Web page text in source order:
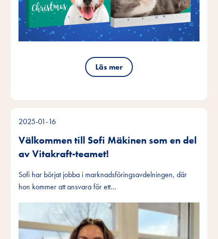
Läs mer
2025-01-16
Välkommen till Sofi Mäkinen som en del
av Vitakraft-teamet!
Sofi har börjat jobba i marknadsföringsavdelningen, där
hon kommer att ansvara för ett…